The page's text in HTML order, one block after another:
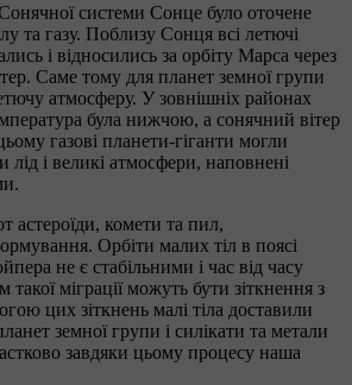
системи Сонце було оточене
та газу. Поблизу Сонця всі летючі
і відносились за орбіту Марса через
Саме тому для планет земної групи
атмосферу. У зовнішніх районах
була нижчою, а сонячний вітер
газові планети-гіганти могли
лід і великі атмосфери, наповнені
астероїди, комети та пил,
Орбіти малих тіл в поясі
не є стабільними і час від часу
такої міграції можуть бути зіткнення з
цих зіткнень малі тіла доставили
земної групи і силікати та метали
завдяки цьому процесу наша